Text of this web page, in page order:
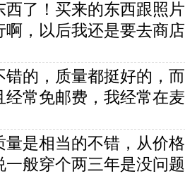
西了！买来的东西跟照
啊，以后我还是要去商
错的，质量都挺好的，
经常免邮费，我经常在
量是相当的不错，从价
一般穿个两三年是没问